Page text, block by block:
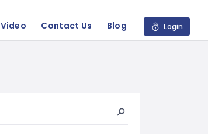
Video Contact Us Blog Login